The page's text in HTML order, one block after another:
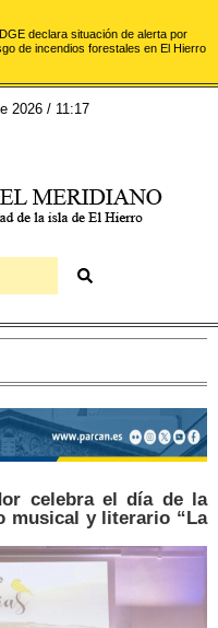
declara situación de alerta por
de incendios forestales en El Hierro
2026 / 11:17
celebra el día de la
musical y literario “La